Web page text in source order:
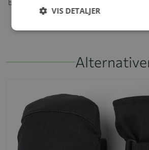
bruk, kan karabinkrokene brukes til å holde
VIS DETALJER